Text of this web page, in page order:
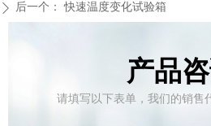
ꄲ 后一个： 快速温度变化试验箱
产品
请填写以下表单，我们的销售